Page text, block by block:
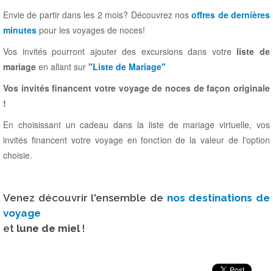
Envie de partir dans les 2 mois? Découvrez nosoffres de dernières
minutes pour les voyages de noces!
Vos invités pourront ajouter des excursions dans votre liste de
mariage en allant sur "Liste de Mariage"
Vos invités financent votre voyage de noces de façon originale
!
En choisissant un cadeau dans la liste de mariage virtuelle, vos
invités financent votre voyage en fonction de la valeur de l'option
choisie.
Venez découvrir l'ensemble de nos destinations de
voyage
et lune de miel!